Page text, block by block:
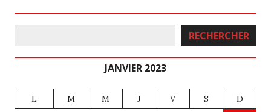
Rechercher RECHERCHER
JANVIER 2023
L M M J V S
D